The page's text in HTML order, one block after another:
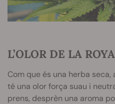
L’OLOR DE LA
Com que és una herba
té una olor força suau i
prens, desprèn una aroma